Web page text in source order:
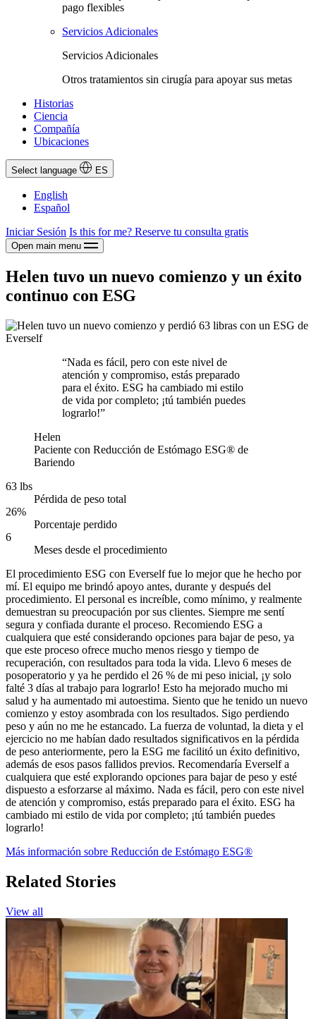
pago flexibles
Servicios Adicionales
Servicios Adicionales
Otros tratamientos sin cirugía para apoyar sus metas
Historias
Ciencia
Compañía
Ubicaciones
Select language ES
English
Español
Iniciar Sesión Is this for me? Reserve tu consulta gratis
Open main menu
Helen tuvo un nuevo comienzo y un éxito
continuo con ESG
“Nada es fácil, pero con este nivel de
atención y compromiso, estás preparado
para el éxito. ESG ha cambiado mi estilo
de vida por completo; ¡tú también puedes
lograrlo!”
Helen
Paciente con Reducción de Estómago ESG® de
Bariendo
63 lbs
Pérdida de peso total
26%
Porcentaje perdido
6
Meses desde el procedimiento
El procedimiento ESG con Everself fue lo mejor que he hecho por
mí. El equipo me brindó apoyo antes, durante y después del
procedimiento. El personal es increíble, como mínimo, y realmente
demuestran su preocupación por sus clientes. Siempre me sentí
segura y confiada durante el proceso. Recomiendo ESG a
cualquiera que esté considerando opciones para bajar de peso, ya
que este proceso ofrece mucho menos riesgo y tiempo de
recuperación, con resultados para toda la vida. Llevo 6 meses de
posoperatorio y ya he perdido el 26 % de mi peso inicial, ¡y solo
falté 3 días al trabajo para lograrlo! Esto ha mejorado mucho mi
salud y ha aumentado mi autoestima. Siento que he tenido un nuevo
comienzo y estoy asombrada con los resultados. Sigo perdiendo
peso y aún no me he estancado. La fuerza de voluntad, la dieta y el
ejercicio no me habían dado resultados significativos en la pérdida
de peso anteriormente, pero la ESG me facilitó un éxito definitivo,
además de esos pasos fallidos previos. Recomendaría Everself a
cualquiera que esté explorando opciones para bajar de peso y esté
dispuesto a esforzarse al máximo. Nada es fácil, pero con este nivel
de atención y compromiso, estás preparado para el éxito. ESG ha
cambiado mi estilo de vida por completo; ¡tú también puedes
lograrlo!
Más información sobre Reducción de Estómago ESG®
Related Stories
View all